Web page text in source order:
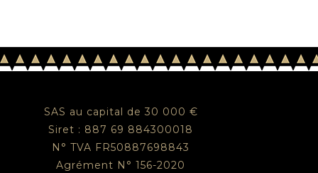
SAS au capital de 30 000 €
Siret : 887 69 884300018
N° TVA FR50887698843
Agrément N° 156-2020